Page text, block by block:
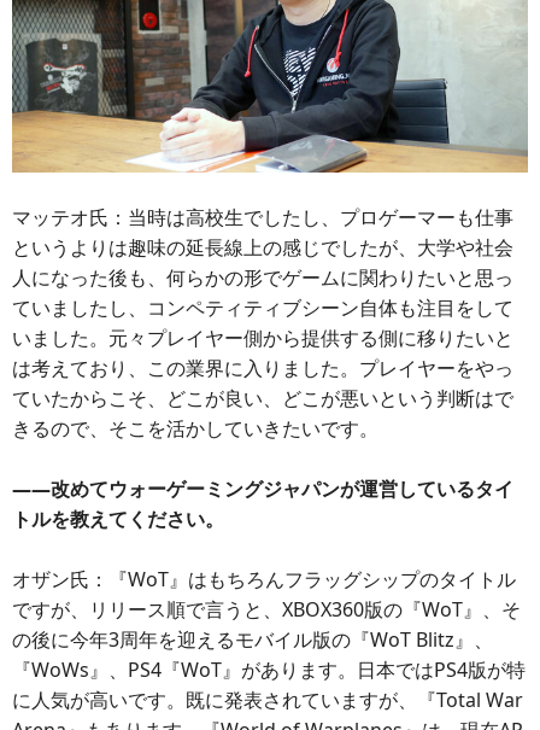
マッテオ氏：当時は高校生でしたし、プロゲーマーも仕事
というよりは趣味の延長線上の感じでしたが、大学や社会
人になった後も、何らかの形でゲームに関わりたいと思っ
ていましたし、コンペティティブシーン自体も注目をして
いました。元々プレイヤー側から提供する側に移りたいと
は考えており、この業界に入りました。プレイヤーをやっ
ていたからこそ、どこが良い、どこが悪いという判断はで
きるので、そこを活かしていきたいです。
――改めてウォーゲーミングジャパンが運営しているタイ
トルを教えてください。
オザン氏：『WoT』はもちろんフラッグシップのタイトル
ですが、リリース順で言うと、XBOX360版の『WoT』、そ
の後に今年3周年を迎えるモバイル版の『WoT Blitz』、
『WoWs』、PS4『WoT』があります。日本ではPS4版が特
に人気が高いです。既に発表されていますが、『Total War